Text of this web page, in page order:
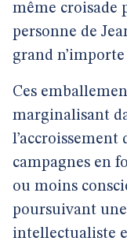
même croisade
personne de
grand
Ces
marginalisant
campagnes en
ou moins
poursuivant
intellectualiste